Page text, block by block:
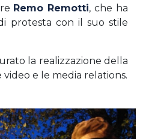
Remo Remotti, che ha
protesta con il suo stile
la realizzazione della
e le media relations.